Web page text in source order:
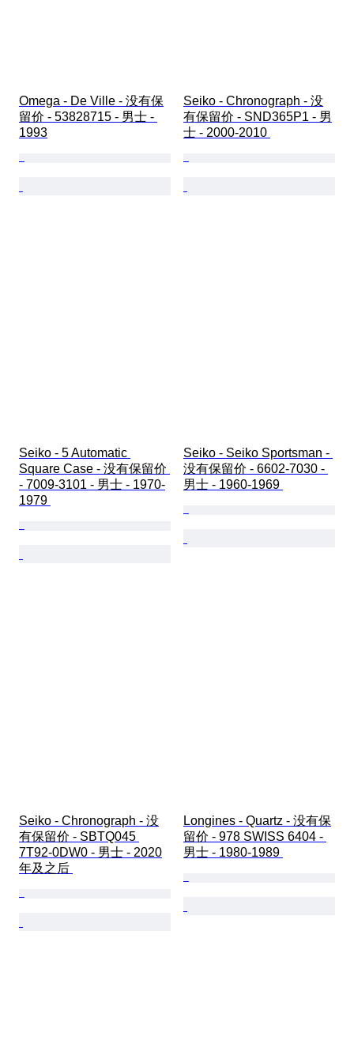
Omega - De Ville - 没有保
留价 - 53828715 - 男士 -
1993
Seiko - Chronograph - 没
有保留价 - SND365P1 - 男
士 - 2000-2010
Seiko - 5 Automatic
Square Case - 没有保留价
- 7009-3101 - 男士 - 1970-
1979
Seiko - Seiko Sportsman -
没有保留价 - 6602-7030 -
男士 - 1960-1969
Seiko - Chronograph - 没
有保留价 - SBTQ045
7T92-0DW0 - 男士 - 2020
年及之后
Longines - Quartz - 没有保
留价 - 978 SWISS 6404 -
男士 - 1980-1989